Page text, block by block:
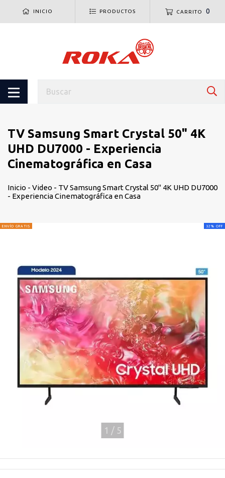
INICIO PRODUCTOS CARRITO 0
TV Samsung Smart Crystal 50" 4K
UHD DU7000 - Experiencia
Cinematográfica en Casa
Inicio - Video - TV Samsung Smart Crystal 50" 4K UHD DU7000
- Experiencia Cinematográfica en Casa
32 % OFF
ENVÍO GRATIS
1 / 5